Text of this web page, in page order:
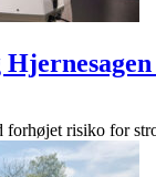
forhøjet risiko for